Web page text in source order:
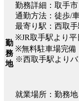
勤
務
地
勤務詳細：取手市
通勤方法：徒歩/
最寄り駅：西取
※JR取手駅より平
※無料駐車場完備
※西取手駅よりバ
就業場所：勤務